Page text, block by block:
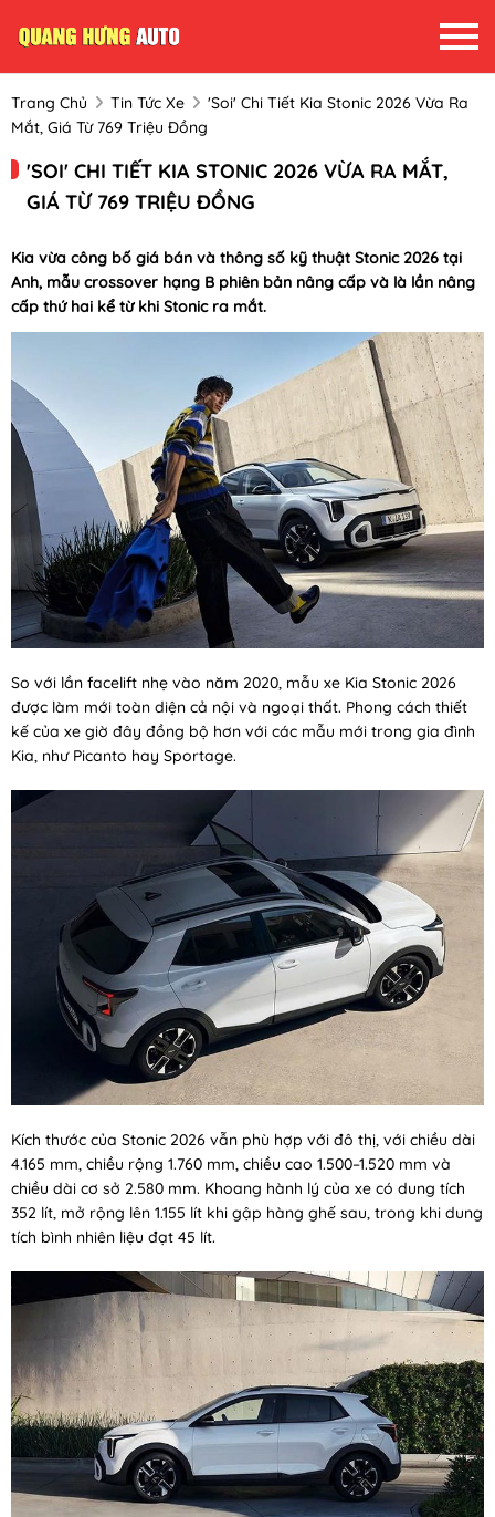
Trang Chủ Tin Tức Xe
'Soi' Chi Tiết Kia Stonic 2026 Vừa Ra
Mắt, Giá Từ 769 Triệu Đồng
'SOI' CHI TIẾT KIA STONIC 2026 VỪA RA MẮT,
GIÁ TỪ 769 TRIỆU ĐỒNG
Kia vừa công bố giá bán và thông số kỹ thuật Stonic 2026 tại
Anh, mẫu crossover hạng B phiên bản nâng cấp và là lần nâng
cấp thứ hai kể từ khi Stonic ra mắt.
So với lần facelift nhẹ vào năm 2020, mẫu xe Kia Stonic 2026
được làm mới toàn diện cả nội và ngoại thất. Phong cách thiết
kế của xe giờ đây đồng bộ hơn với các mẫu mới trong gia đình
Kia, như Picanto hay Sportage.
Kích thước của Stonic 2026 vẫn phù hợp với đô thị, với chiều dài
4.165 mm, chiều rộng 1.760 mm, chiều cao 1.500–1.520 mm và
chiều dài cơ sở 2.580 mm. Khoang hành lý của xe có dung tích
352 lít, mở rộng lên 1.155 lít khi gập hàng ghế sau, trong khi dung
tích bình nhiên liệu đạt 45 lít.